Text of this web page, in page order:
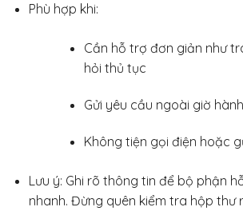
Phù hợp khi:
Cần hỗ trợ đơn giản như
hỏi thủ tục
Gửi yêu cầu ngoài giờ
Không tiện gọi điện hoặc
Lưu ý: Ghi rõ thông tin để bộ phận
nhanh. Đừng quên kiểm tra hộp thư